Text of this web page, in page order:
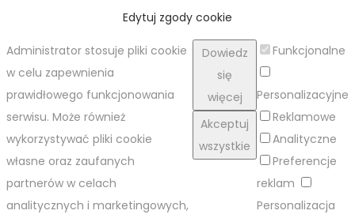
Edytuj zgody cookie
Administrator stosuje pliki cookie
w celu zapewnienia
prawidłowego funkcjonowania
serwisu. Może również
wykorzystywać pliki cookie
własne oraz zaufanych
partnerów w celach
analitycznych i marketingowych,
Dowiedz
się
więcej
Akceptuj
wszystkie
Funkcjonalne
Personalizacyjne
Reklamowe
Analityczne
Preferencje
reklam
Personalizacja